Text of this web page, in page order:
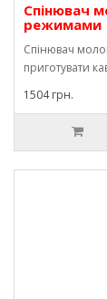
Спінювач
режимами
Спінювач
приготувати
1504 грн.